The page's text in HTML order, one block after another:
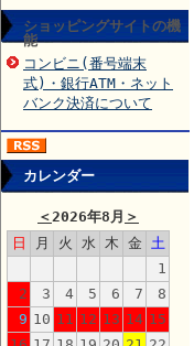
ショッピングサイトの機
能
コンビニ(番号端末
式)・銀行ATM・ネット
バンク決済について
カレンダー
＜ 2026年8月 ＞
日
月 火 水 木 金
土
1
2
3 4 5 6 7
8
9 10 11 12 13 14 15